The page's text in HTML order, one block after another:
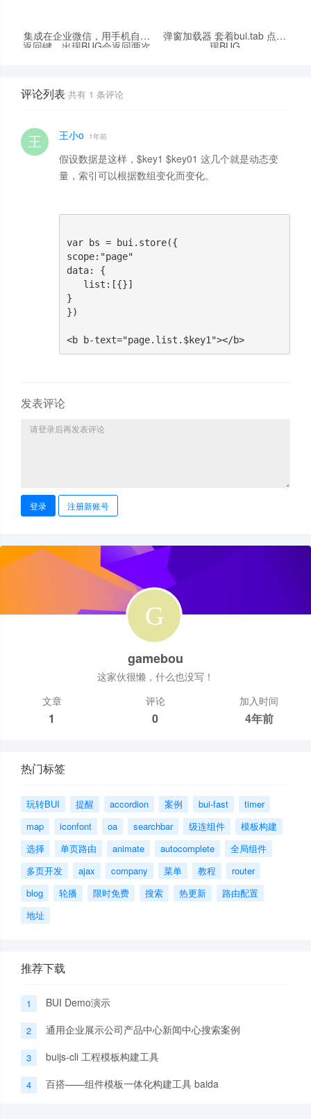
集成在企业微信，用手机自带
返回键，出现BUG会返回两次
弹窗加载器 套着bui.tab 点出
现BUG
评论列表 共有 1 条评论
王小o 1年前
假设数据是这样，$key1 $key01 这几个就是动态变
量，索引可以根据数组变化而变化。
var bs = bui.store({
scope:"page"
data: {
}
})
<b b-text="page.list.$key1"></b>
发表评论
登录 注册新账号
gamebou
这家伙很懒，什么也没写！
文章
1
评论
0
加入时间
4年前
热门标签
玩转BUI 提醒 accordion 案例 bui-fast
timer
map
iconfont oa searchbar 级连组件
模板构建
选择
单页路由 animate autocomplete
全局组件
多页开发
ajax company 菜单 教程
router
blog
轮播 限时免费 搜索 热更新
路由配置
地址
推荐下载
1 BUI Demo演示
2 通用企业展示公司产品中心新闻中心搜索案例
3 buijs-cli 工程模板构建工具
4 百搭——组件模板一体化构建工具 baida